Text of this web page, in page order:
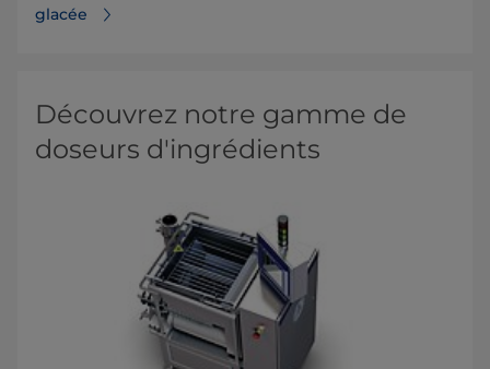
glacée
Découvrez notre gamme de
doseurs d'ingrédients